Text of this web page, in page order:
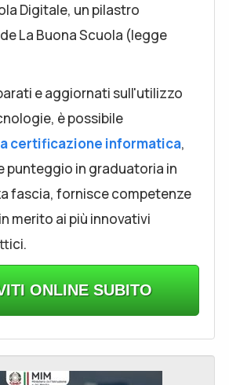
Digitale, un pilastro
La Buona Scuola (legge
e aggiornati sull'utilizzo
è possibile
certificazione informatica,
punteggio in graduatoria in
fascia, fornisce competenze
merito ai più innovativi
ONLINE SUBITO